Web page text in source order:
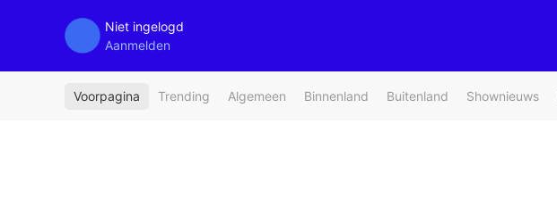
Niet ingelogd
Aanmelden
Voorpagina Trending Algemeen Binnenland Buitenland Shownieuws